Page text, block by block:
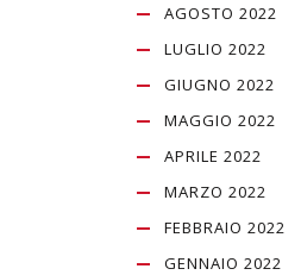
AGOSTO 2022
LUGLIO 2022
GIUGNO 2022
MAGGIO 2022
APRILE 2022
MARZO 2022
FEBBRAIO 2022
GENNAIO 2022